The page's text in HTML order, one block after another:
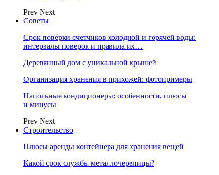
Prev Next
Советы
Срок поверки счетчиков холодной и горячей воды:
интервалы поверок и правила их…
Деревянный дом с уникальной крышей
Организация хранения в прихожей: фотопримеры
Напольные кондиционеры: особенности, плюсы
и минусы
Prev Next
Строительство
Плюсы аренды контейнера для хранения вещей
Какой срок службы металлочерепицы?